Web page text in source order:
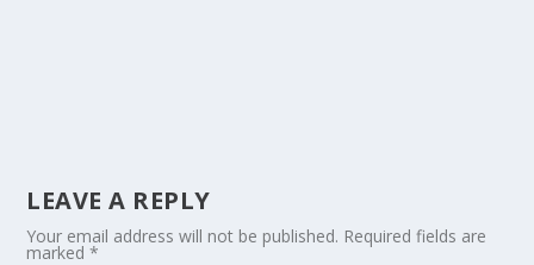
LEAVE A REPLY
Your email address will not be published. Required fields are
marked*